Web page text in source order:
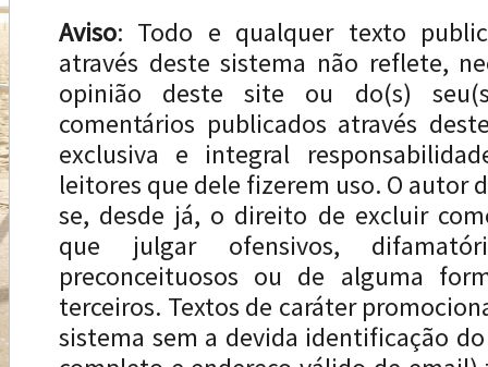
Aviso: Todo e qualquer texto
através deste sistema não reflete,
opinião deste site ou do(s)
comentários publicados através
exclusiva e integral
leitores que dele fizerem uso. O autor
se, desde já, o direito de excluir
que julgar ofensivos,
preconceituosos ou de alguma
terceiros. Textos de caráter
sistema sem a devida identificação